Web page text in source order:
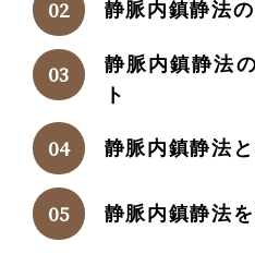
静脈内鎮静法
静脈内鎮静法
ト
静脈内鎮静法
静脈内鎮静法